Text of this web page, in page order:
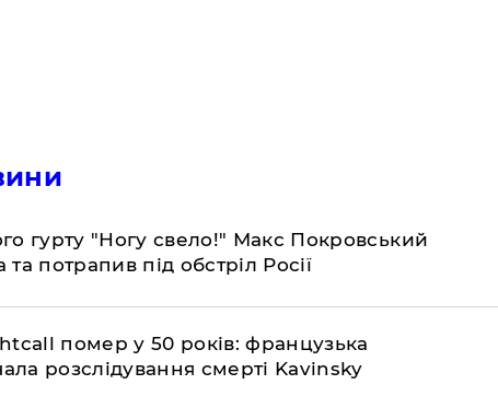
гурту "Ногу свело!" Макс Покровський
потрапив під обстріл Росії
помер у 50 років: французька
розслідування смерті Kavinsky